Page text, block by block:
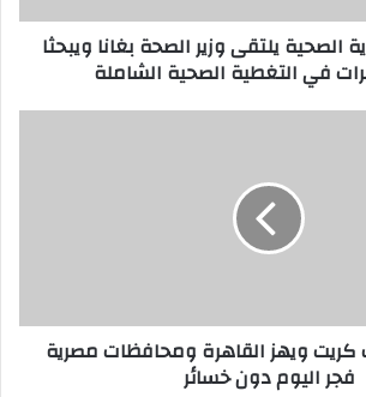
الصحية يلتقى وزير الصحة بغانا ويبحثا
في التغطية الصحية الشاملة
كريت ويهز القاهرة ومحافظات مصرية
فجر اليوم دون خسائر